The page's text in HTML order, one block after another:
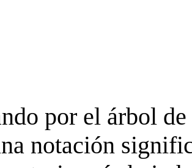
por el árbol
notación